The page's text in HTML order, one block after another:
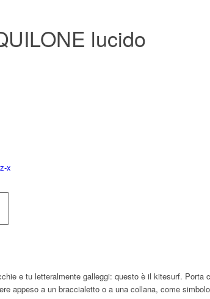
lucido
x
e tu letteralmente galleggi: questo è il kitesurf.
appeso a un braccialetto o a una collana, come